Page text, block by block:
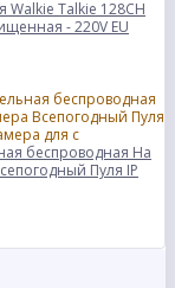
Walkie Talkie 128CH
- 220V EU
беспроводная На
Пуля IP